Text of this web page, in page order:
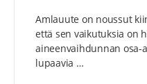
Amlauute on noussut
että sen vaikutuksia on
aineenvaihdunnan osa-
lupaavia …